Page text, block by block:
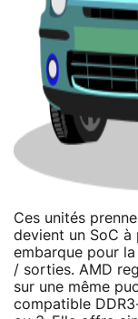
Ces unités
devient un SoC à
embarque pour
/ sorties. AMD
sur une même
compatible